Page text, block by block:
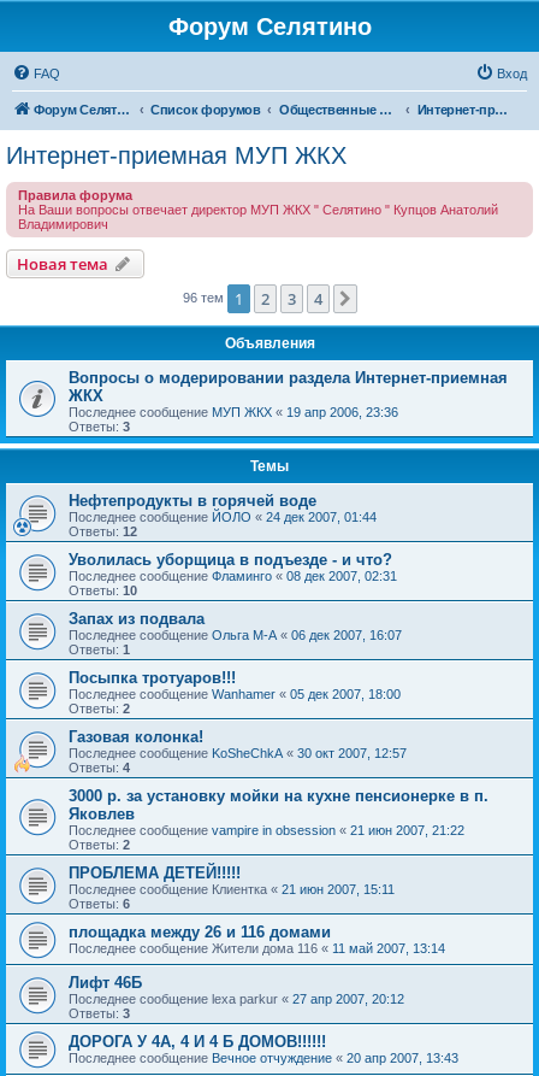
Форум Селятино
FAQ Вход
Форум Селятино Список форумов Общественные интернет-приемные Интернет-приемная МУП ЖКХ
Интернет-приемная МУП ЖКХ
Правила форума
На Ваши вопросы отвечает директор МУП ЖКХ " Селятино " Купцов Анатолий
Владимирович
Новая тема
96 тем 1 2 3 4
Объявления
Вопросы о модерировании раздела Интернет-приемная
ЖКХ
Последнее сообщение МУП ЖКХ « 19 апр 2006, 23:36
Ответы: 3
Темы
Нефтепродукты в горячей воде
Последнее сообщение ЙОЛО « 24 дек 2007, 01:44
Ответы: 12
Уволилась уборщица в подъезде - и что?
Последнее сообщение Фламинго « 08 дек 2007, 02:31
Ответы: 10
Запах из подвала
Последнее сообщение Ольга М-А « 06 дек 2007, 16:07
Ответы: 1
Посыпка тротуаров!!!
Последнее сообщение Wanhamer « 05 дек 2007, 18:00
Ответы: 2
Газовая колонка!
Последнее сообщение KoSheChkA « 30 окт 2007, 12:57
Ответы: 4
3000 р. за установку мойки на кухне пенсионерке в п.
Яковлев
Последнее сообщение vampire in obsession « 21 июн 2007, 21:22
Ответы: 2
ПРОБЛЕМА ДЕТЕЙ!!!!!
Последнее сообщение Клиентка « 21 июн 2007, 15:11
Ответы: 6
площадка между 26 и 116 домами
Последнее сообщение Жители дома 116 « 11 май 2007, 13:14
Лифт 46Б
Последнее сообщение lexa parkur « 27 апр 2007, 20:12
Ответы: 3
ДОРОГА У 4А, 4 И 4 Б ДОМОВ!!!!!!
Последнее сообщение Вечное отчуждение « 20 апр 2007, 13:43